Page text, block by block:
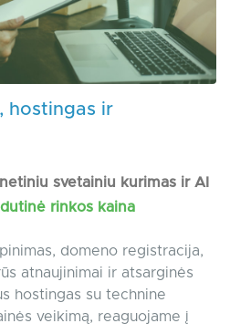
hostingas ir
svetainiu kurimas ir AI
rinkos kaina
domeno registracija,
atnaujinimai ir atsarginės
hostingas su technine
veikimą, reaguojame į